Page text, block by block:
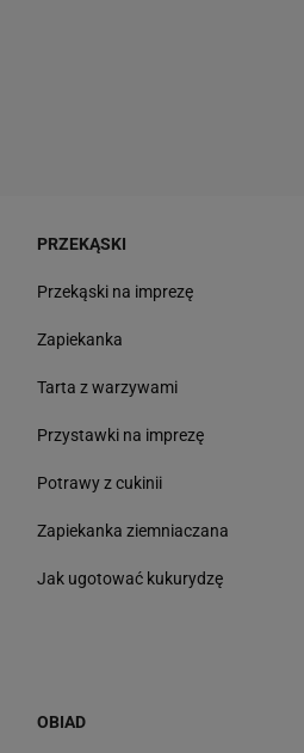
PRZEKĄSKI
Przekąski na imprezę
Zapiekanka
Tarta z warzywami
Przystawki na imprezę
Potrawy z cukinii
Zapiekanka ziemniaczana
Jak ugotować kukurydzę
OBIAD